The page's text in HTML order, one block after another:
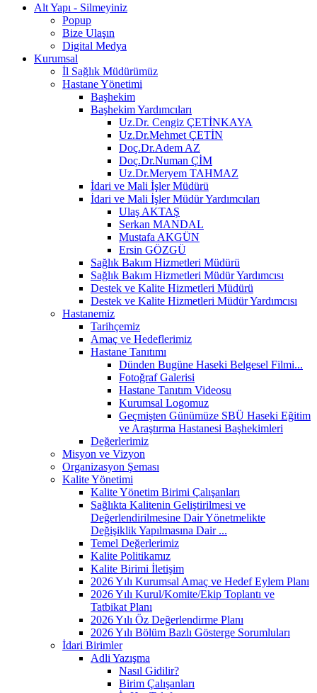
Alt Yapı - Silmeyiniz
Popup
Bize Ulaşın
Digital Medya
Kurumsal
İl Sağlık Müdürümüz
Hastane Yönetimi
Başhekim
Başhekim Yardımcıları
Uz.Dr. Cengiz ÇETİNKAYA
Uz.Dr.Mehmet ÇETİN
Doç.Dr.Adem AZ
Doç.Dr.Numan ÇİM
Uz.Dr.Meryem TAHMAZ
İdari ve Mali İşler Müdürü
İdari ve Mali İşler Müdür Yardımcıları
Ulaş AKTAŞ
Serkan MANDAL
Mustafa AKGÜN
Ersin GÖZGÜ
Sağlık Bakım Hizmetleri Müdürü
Sağlık Bakım Hizmetleri Müdür Yardımcısı
Destek ve Kalite Hizmetleri Müdürü
Destek ve Kalite Hizmetleri Müdür Yardımcısı
Hastanemiz
Tarihçemiz
Amaç ve Hedeflerimiz
Hastane Tanıtımı
Dünden Bugüne Haseki Belgesel Filmi...
Fotoğraf Galerisi
Hastane Tanıtım Videosu
Kurumsal Logomuz
Geçmişten Günümüze SBÜ Haseki Eğitim
ve Araştırma Hastanesi Başhekimleri
Değerlerimiz
Misyon ve Vizyon
Organizasyon Şeması
Kalite Yönetimi
Kalite Yönetim Birimi Çalışanları
Sağlıkta Kalitenin Geliştirilmesi ve
Değerlendirilmesine Dair Yönetmelikte
Değişiklik Yapılmasına Dair ...
Temel Değerlerimiz
Kalite Politikamız
Kalite Birimi İletişim
2026 Yılı Kurumsal Amaç ve Hedef Eylem Planı
2026 Yılı Kurul/Komite/Ekip Toplantı ve
Tatbikat Planı
2026 Yılı Öz Değerlendirme Planı
2026 Yılı Bölüm Bazlı Gösterge Sorumluları
İdari Birimler
Adli Yazışma
Nasıl Gidilir?
Birim Çalışanları